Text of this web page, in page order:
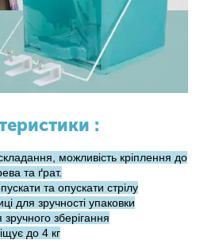
:
можливість кріплення до
та ґрат.
та опускати стрілу
для зручності упаковки
зручного зберігання
до 4 кг